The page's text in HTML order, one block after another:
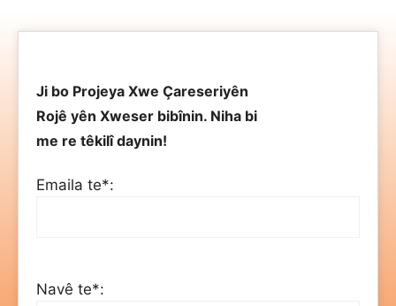
Ji bo Projeya Xwe Çareseriyên
Rojê yên Xweser bibînin. Niha bi
me re têkilî daynin!
Emaila te*:
Navê te*: